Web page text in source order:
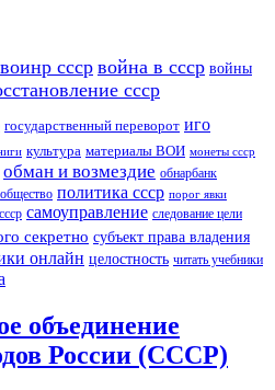
воинр ссср война в ссср войны
ссср
государственный переворот иго
культура материалы ВОИ монеты ссср
обман и возмездие обнарбанк
общество политика ссср порог явки
самоуправление следование цели
секретно субъект права владения
онлайн целостность читать учебники
объединение
России (СССР)